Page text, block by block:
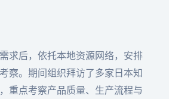
求后，依托本地资源网络，安排
察。期间组织拜访了多家日本知
重点考察产品质量、生产流程与